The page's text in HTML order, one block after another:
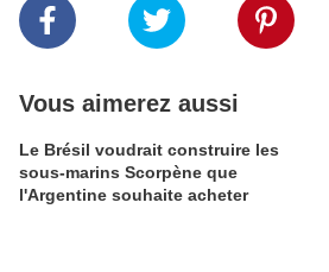
Vous aimerez aussi
Le Brésil voudrait construire les
sous-marins Scorpène que
l'Argentine souhaite acheter